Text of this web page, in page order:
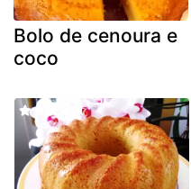
Bolo de cenoura e
coco